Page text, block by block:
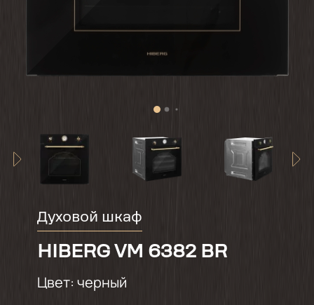
Духовой шкаф
HIBERG VM 6382 BR
Цвет: черный